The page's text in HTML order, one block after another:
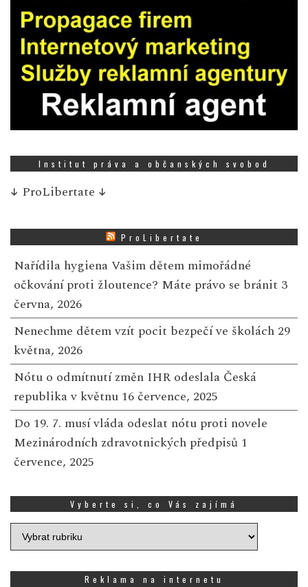
Institut práva a občanských svobod
↓ ProLibertate ↓
ProLibertate
Nařídila hygiena Vašim dětem mimořádné
očkování proti žloutence? Máte právo se bránit 3
června, 2026
Nenechme dětem vzít pocit bezpečí ve školách 29
května, 2026
Nótu o odmítnutí změn IHR odeslala Česká
republika v květnu 16 července, 2025
Do 19. 7. musí vláda odeslat nótu proti novele
Mezinárodních zdravotnických předpisů 1
července, 2025
Vyberte si, co Vás zajímá
Vyberte
si,
Reklama na internetu